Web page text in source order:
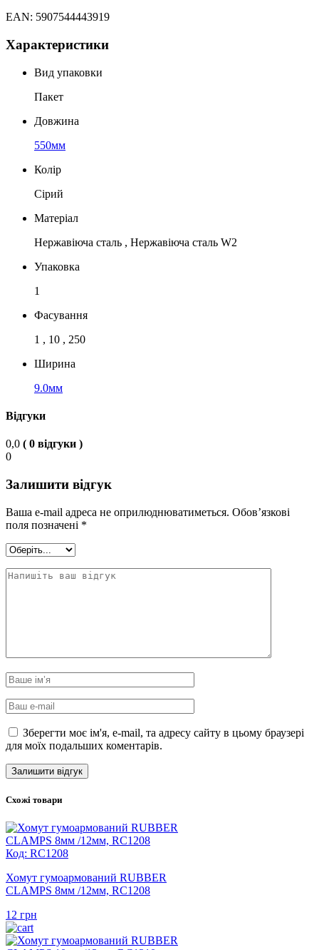
EAN: 5907544443919
Характеристики
Вид упаковки
Пакет
Довжина
550мм
Колір
Сірий
Матеріал
Нержавіюча сталь , Нержавіюча сталь W2
Упаковка
1
Фасування
1 , 10 , 250
Ширина
9.0мм
Відгуки
0,0 ( 0 відгуки )
0
Залишити відгук
Ваша e-mail адреса не оприлюднюватиметься. Обов’язкові
поля позначені *
Зберегти моє ім'я, e-mail, та адресу сайту в цьому браузері
для моїх подальших коментарів.
Схожі товари
Код: RC1208
Хомут гумоармований RUBBER
CLAMPS 8мм /12мм, RC1208
12 грн